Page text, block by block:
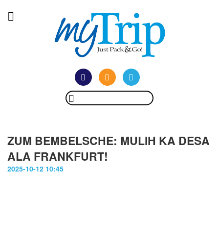
ZUM BEMBELSCHE: MULIH KA DESA
ALA FRANKFURT!
2025-10-12 10:45